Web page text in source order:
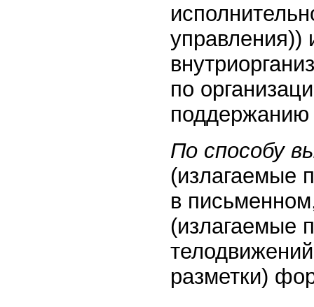
по
поддержанию
По способу
(излагаемые
в
(излагаемые
разметки)